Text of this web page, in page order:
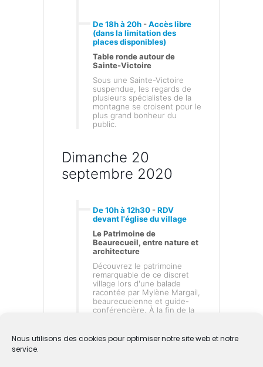
Nous utilisons des cookies pour optimiser notre site web et notre
service.
De 18h à 20h -Accès libre
(dans la limitation des
places disponibles)
Table ronde autour de
Sainte-Victoire
Sous une Sainte-Victoire
suspendue, les regards de
plusieurs spécialistes de la
montagne se croisent pour le
plus grand bonheur du
public.
Dimanche 20
septembre 2020
De 10h à 12h30 -RDV
devant l'église du village
Le Patrimoine de
Beaurecueil, entre nature et
architecture
Découvrez le patrimoine
remarquable de ce discret
village lors d'une balade
racontée par Mylène Margail,
beaurecueienne et guide-
conférencière. À la fin de la
autour de son œuvre
suspendue « Les